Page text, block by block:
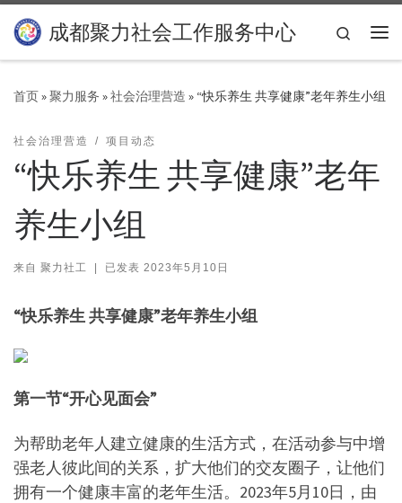
Skip to content
成都聚力社会工作服务中心
Search
首页»聚力服务 »社会治理营造 » “快乐养生 共享健康”老年养生小组
社会治理营造 项目动态
“快乐养生 共享健康”老年
养生小组
来自 聚力社工 | 已发表 2023年5月10日
“快乐养生 共享健康”老年养生小组
第一节“开心见面会”
为帮助老年人建立健康的生活方式，在活动参与中增
强老人彼此间的关系，扩大他们的交友圈子，让他们
拥有一个健康丰富的老年生活。2023年5月10日，由